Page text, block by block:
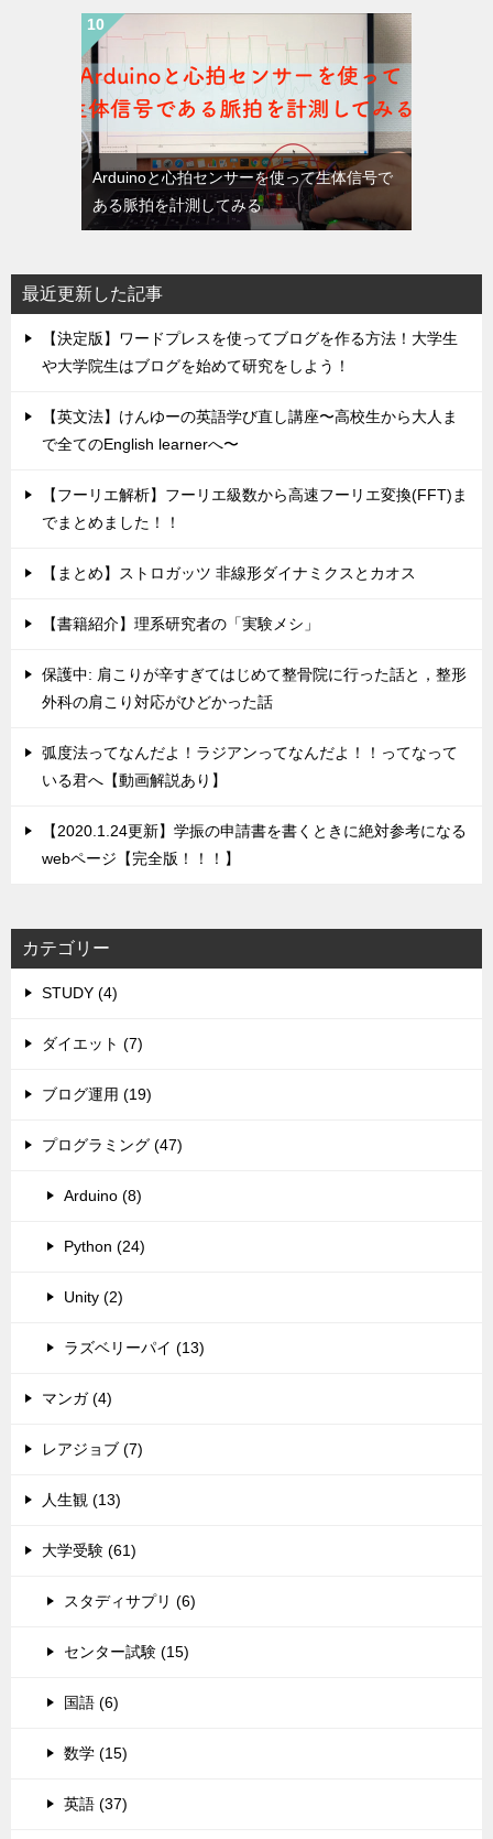
Arduinoと心拍センサーを使って生体信号で
ある脈拍を計測してみる
最近更新した記事
【決定版】ワードプレスを使ってブログを作る方法！大学生
や大学院生はブログを始めて研究をしよう！
【英文法】けんゆーの英語学び直し講座〜高校生から大人ま
で全てのEnglish learnerへ〜
【フーリエ解析】フーリエ級数から高速フーリエ変換(FFT)ま
でまとめました！！
【まとめ】ストロガッツ 非線形ダイナミクスとカオス
【書籍紹介】理系研究者の「実験メシ」
保護中: 肩こりが辛すぎてはじめて整骨院に行った話と，整形
外科の肩こり対応がひどかった話
弧度法ってなんだよ！ラジアンってなんだよ！！ってなって
いる君へ【動画解説あり】
【2020.1.24更新】学振の申請書を書くときに絶対参考になる
webページ【完全版！！！】
カテゴリー
STUDY (4)
ダイエット (7)
ブログ運用 (19)
プログラミング (47)
Arduino (8)
Python (24)
Unity (2)
ラズベリーパイ (13)
マンガ (4)
レアジョブ (7)
人生観 (13)
大学受験 (61)
スタディサプリ (6)
センター試験 (15)
国語 (6)
数学 (15)
英語 (37)